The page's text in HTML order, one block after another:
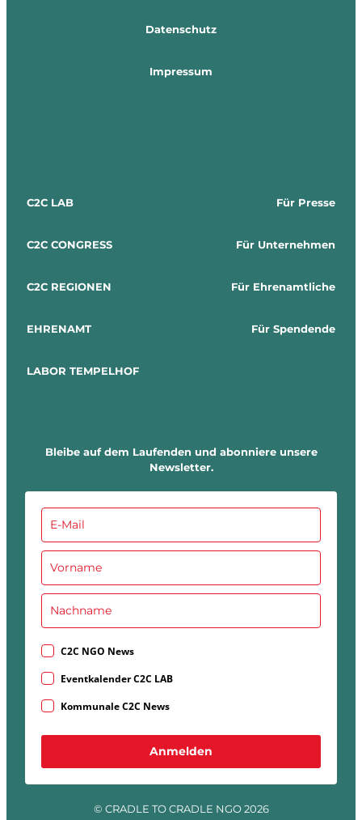
Datenschutz
Impressum
C2C LAB
C2C CONGRESS
C2C REGIONEN
EHRENAMT
LABOR TEMPELHOF
Für Presse
Für Unternehmen
Für Ehrenamtliche
Für Spendende
Bleibe auf dem Laufenden und abonniere unsere
Newsletter.
C2C NGO News
Eventkalender C2C LAB
Kommunale C2C News
Anmelden
© CRADLE TO CRADLE NGO 2026